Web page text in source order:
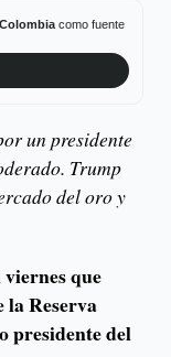
como fuente
un presidente
Trump
del oro y
que
la Reserva
presidente del